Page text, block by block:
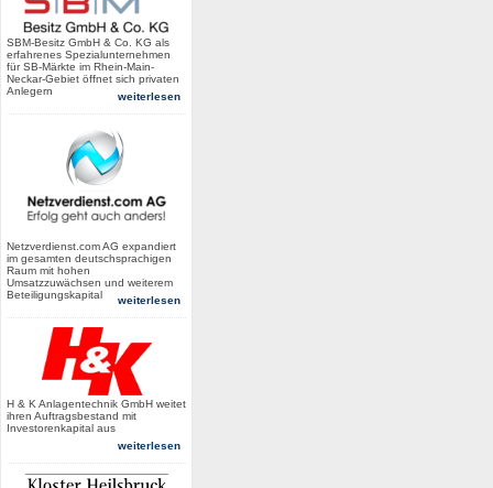
SBM-Besitz GmbH & Co. KG als
erfahrenes Spezialunternehmen
für SB-Märkte im Rhein-Main-
Neckar-Gebiet öffnet sich privaten
Anlegern
weiterlesen
Netzverdienst.com AG expandiert
im gesamten deutschsprachigen
Raum mit hohen
Umsatzzuwächsen und weiterem
Beteiligungskapital
weiterlesen
H & K Anlagentechnik GmbH weitet
ihren Auftragsbestand mit
Investorenkapital aus
weiterlesen